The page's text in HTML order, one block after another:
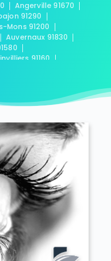
Angerville 91670
91290
Mons 91200
Auvernaux 91830
91160
les-Troux 91470
Bouville 91880
Breuillet 91650
les-Scellés 91150
Brouy 91150
le-Châtel 91680
Cerny 91590